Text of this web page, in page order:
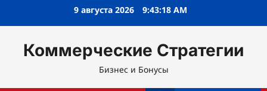
9 августа 2026 9:43:19 AM
Коммерческие Стратегии
Бизнес и Бонусы